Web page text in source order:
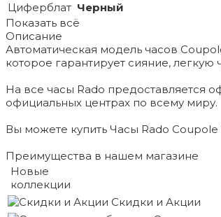
Циферблат Черный
Показать всё
Описание
Автоматическая модель часов
которое гарантирует сияние,
На все часы Rado предоставляется
официальных центрах по всему миру.
Вы можете купить Часы Rado Coupole
Преимущества в нашем магазине
Новые
коллекции
Скидки и Акции